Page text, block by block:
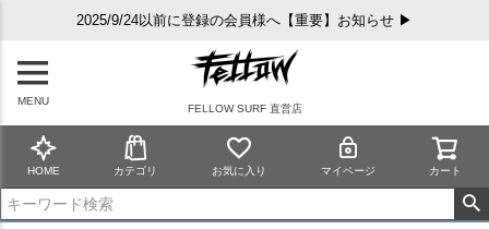
2025/9/24以前に登録の会員様へ【重要】お知らせ ▶
MENU
FELLOW SURF 直営店
HOME カテゴリ お気に入り マイページ カート